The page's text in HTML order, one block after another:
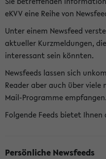
eKVV eine Reihe von
Unter einem Newsfeed
aktueller Kurzmeldungen,
interessant sein könnten.
Newsfeeds lassen sich
Reader aber auch über viele
Mail-Programme empfangen.
Folgende Feeds bietet Ihnen
Persönliche Newsfeeds